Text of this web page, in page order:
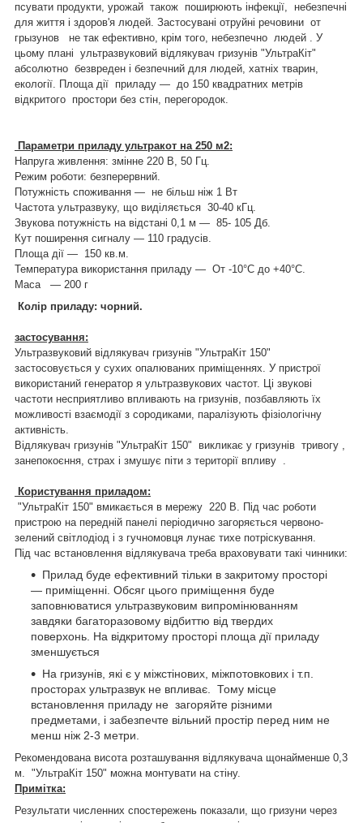
псувати продукти, урожай також поширюють інфекції, небезпечні
для життя і здоров'я людей. Застосувані отруйні речовини от
грызунов не так ефективно, крім того, небезпечно людей . У
цьому плані ультразвуковий відлякувач гризунів "УльтраКіт"
абсолютно безвреден і безпечний для людей, хатніх тварин,
екології. Площа дії приладу — до 150 квадратних метрів
відкритого простори без стін, перегородок.
Параметри приладу ультракот на 250 м2:
Напруга живлення: змінне 220 В, 50 Гц.
Режим роботи: безперервний.
Потужність споживання — не більш ніж 1 Вт
Частота ультразвуку, що виділяється 30-40 кГц.
Звукова потужність на відстані 0,1 м — 85- 105 Дб.
Кут поширення сигналу — 110 градусів.
Площа дії — 150 кв.м.
Температура використання приладу — От -10°C до +40°C.
Маса ― 200 г
Колір приладу: чорний.
застосування:
Ультразвуковий відлякувач гризунів "УльтраКіт 150"
застосовується у сухих опалюваних приміщеннях. У пристрої
використаний генератор я ультразвукових частот. Ці звукові
частоти несприятливо впливають на гризунів, позбавляють їх
можливості взаємодії з сородиками, паралізують фізіологічну
активність.
Відлякувач гризунів "УльтраКіт 150" викликає у гризунів тривогу ,
занепокоєння, страх і змушує піти з території впливу .
Користування приладом:
"УльтраКіт 150" вмикається в мережу 220 В. Під час роботи
пристрою на передній панелі періодично загоряється червоно-
зелений світлодіод і з гучномовця лунає тихе потріскування.
Під час встановлення відлякувача треба враховувати такі чинники:
Прилад буде ефективний тільки в закритому просторі
— приміщенні. Обсяг цього приміщення буде
заповнюватися ультразвуковим випромінюванням
завдяки багаторазовому відбиттю від твердих
поверхонь. На відкритому просторі площа дії приладу
зменшується
На гризунів, які є у міжстінових, міжпотовкових і т.п.
просторах ультразвук не впливає. Тому місце
встановлення приладу не загоряйте різними
предметами, і забезпечте вільний простір перед ним не
менш ніж 2-3 метри.
Рекомендована висота розташування відлякувача щонайменше 0,3
м. "УльтраКіт 150" можна монтувати на стіну.
Примітка:
Результати численних спостережень показали, що гризуни через